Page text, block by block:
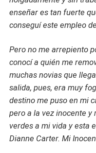
enseñar es tan fuerte
conseguí este empleo
Pero no me arrepiento
conocí a quién me
muchas novias que
salida, pues, era muy
destino me puso en mi
pero a la vez inocente y
verdes a mi vida y esta
Dianne Carter. Mi